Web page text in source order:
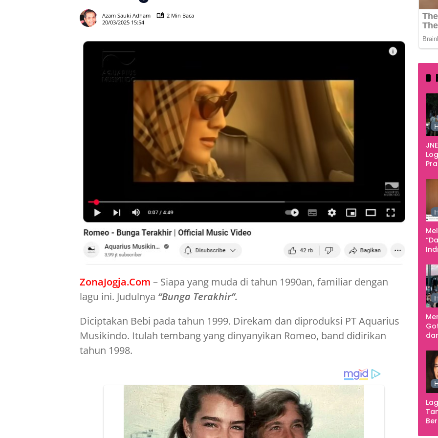
Azam Sauki Adham
2 Min Baca
20/03/2025 15:54
ZonaJogja.Com – Siapa yang muda di tahun 1990an, familiar dengan
lagu ini. Judulnya “Bunga Terakhir”.
Diciptakan Bebi pada tahun 1999. Direkam dan diproduksi PT Aquarius
Musikindo. Itulah tembang yang dinyanyikan Romeo, band didirikan
tahun 1998.